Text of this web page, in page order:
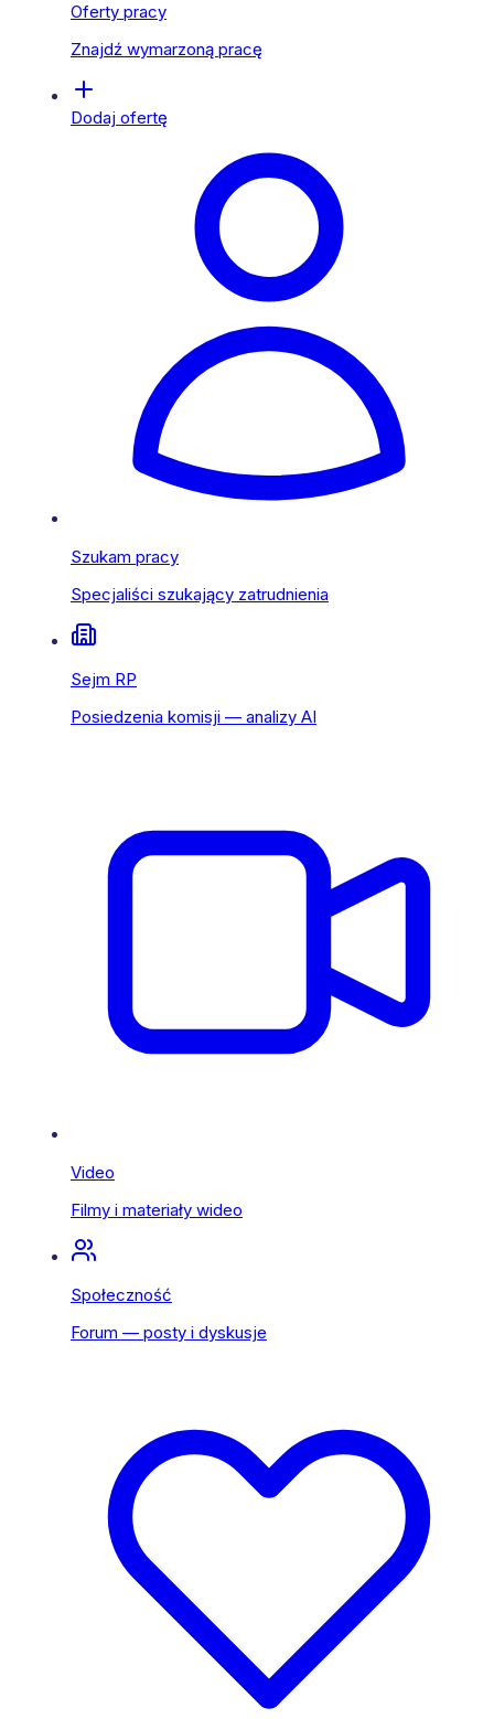
Oferty pracy
Znajdź wymarzoną pracę
Dodaj ofertę
Szukam pracy
Specjaliści szukający zatrudnienia
Sejm RP
Posiedzenia komisji — analizy AI
Video
Filmy i materiały wideo
Społeczność
Forum — posty i dyskusje